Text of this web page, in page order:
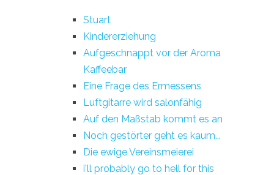
Stuart
Kindererziehung
Aufgeschnappt vor der Aroma
Kaffeebar
Eine Frage des Ermessens
Luftgitarre wird salonfähig
Auf den Maßstab kommt es an
Noch gestörter geht es kaum...
Die ewige Vereinsmeierei
i'll probably go to hell for this